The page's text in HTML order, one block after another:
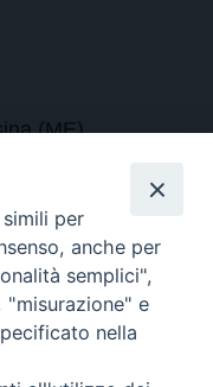
(ME)
alle 12.30
per
anche per
semplici",
"misurazione" e
nella